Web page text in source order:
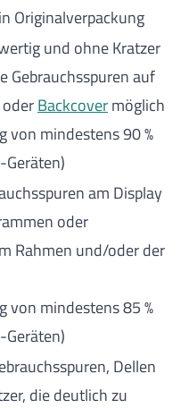
Originalverpackung
und ohne Kratzer
Gebrauchsspuren auf
Backcovermöglich
von mindestens 90 %
Geräten)
am Display
oder
Rahmen und/oder der
von mindestens 85 %
Geräten)
Dellen
die deutlich zu